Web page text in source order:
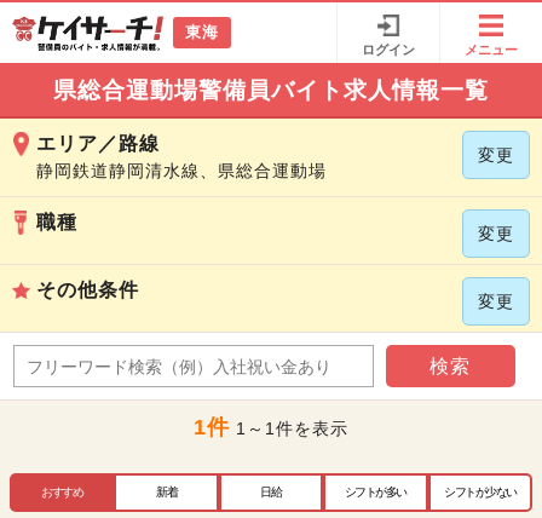
東海
ログイン メニュー
県総合運動場警備員バイト求人情報一覧
エリア／路線
静岡鉄道静岡清水線、県総合運動場
変更
職種
変更
その他条件
変更
検索
1件 1～1件を表示
おすすめ 新着 日給 シフトが多い シフトが少ない